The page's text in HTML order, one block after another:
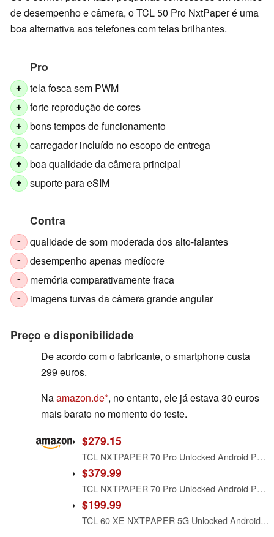
de desempenho e câmera, o TCL 50 Pro NxtPaper é uma
boa alternativa aos telefones com telas brilhantes.
Pro
+ tela fosca sem PWM
+ forte reprodução de cores
+ bons tempos de funcionamento
+ carregador incluído no escopo de entrega
+ boa qualidade da câmera principal
+ suporte para eSIM
Contra
- qualidade de som moderada dos alto-falantes
- desempenho apenas medíocre
- memória comparativamente fraca
- imagens turvas da câmera grande angular
Preço e disponibilidade
De acordo com o fabricante, o smartphone custa
299 euros.
Naamazon.de , no entanto, ele já estava 30 euros
mais barato no momento do teste.
$279.15
TCL NXTPAPER 70 Pro Unlocked Android Phone, 6.9" 120Hz Display, 8+128GB
$379.99
TCL NXTPAPER 70 Pro Unlocked Android Phone, 6.9" 120Hz Display, 8+256GB
$199.99
TCL 60 XE NXTPAPER 5G Unlocked Android Phone, 6.8" 120Hz Display, 8+128GB